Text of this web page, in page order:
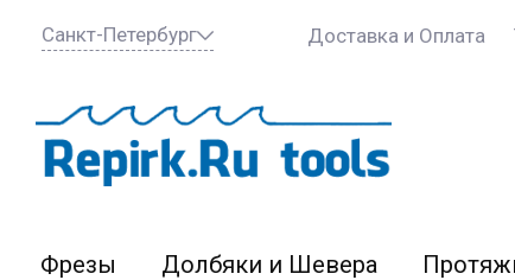
Санкт-Петербург Доставка и Оплата
Фрезы Долбяки и Шевера